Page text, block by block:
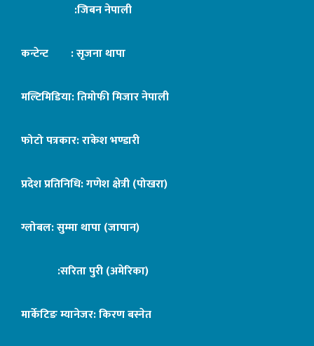
:जिबन नेपाली
कन्टेन्ट : सृजना थापा
मल्टिमिडिया: तिमोफी मिजार नेपाली
फोटो पत्रकार: राकेश भण्डारी
प्रदेश प्रतिनिधि: गणेश क्षेत्री (पोखरा)
ग्लोबल: सुम्मा थापा (जापान)
:सरिता पुरी (अमेरिका)
मार्केटिङ म्यानेजर: किरण बस्नेत